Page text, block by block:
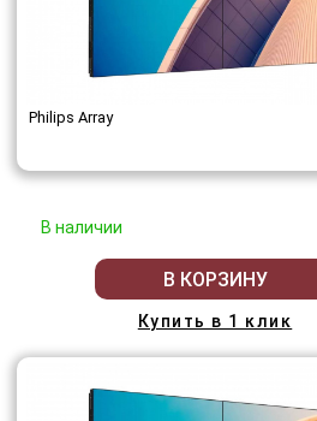
Philips Array
В наличии
В КОРЗИНУ
Купить в 1 клик